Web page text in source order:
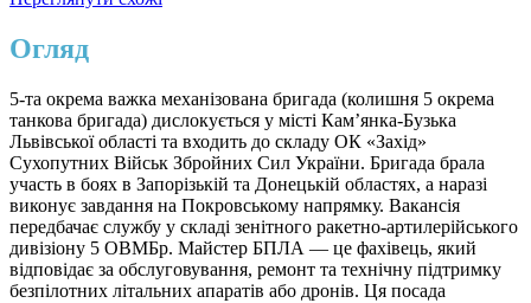
Огляд
5-та окрема важка механізована бригада (колишня 5 окрема
танкова бригада) дислокується у місті Кам’янка-Бузька
Львівської області та входить до складу ОК «Захід»
Сухопутних Військ Збройних Сил України. Бригада брала
участь в боях в Запорізькій та Донецькій областях, а наразі
виконує завдання на Покровському напрямку. Вакансія
передбачає службу у складі зенітного ракетно-артилерійського
дивізіону 5 ОВМБр. Майстер БПЛА — це фахівець, який
відповідає за обслуговування, ремонт та технічну підтримку
безпілотних літальних апаратів або дронів. Ця посада